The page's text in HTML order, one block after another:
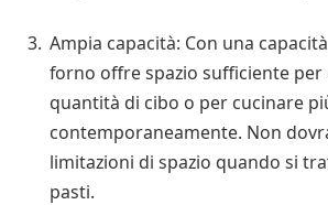
Ampia capacità: Con una
forno offre spazio sufficiente per
quantità di cibo o per cucinare
contemporaneamente. Non
limitazioni di spazio quando si
pasti.